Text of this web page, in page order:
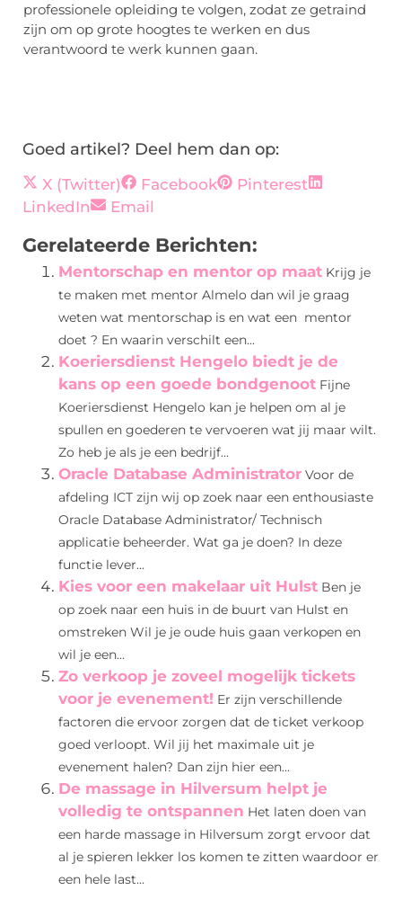
professionele opleiding te volgen, zodat ze getraind
zijn om op grote hoogtes te werken en dus
verantwoord te werk kunnen gaan.
Goed artikel? Deel hem dan op:
X (Twitter) Facebook
Pinterest
LinkedIn
Email
Gerelateerde Berichten:
Mentorschap en mentor op maat Krijg je
te maken met mentor Almelo dan wil je graag
weten wat mentorschap is en wat een mentor
doet ? En waarin verschilt een...
Koeriersdienst Hengelo biedt je de
kans op een goede bondgenoot Fijne
Koeriersdienst Hengelo kan je helpen om al je
spullen en goederen te vervoeren wat jij maar wilt.
Zo heb je als je een bedrijf...
Oracle Database Administrator Voor de
afdeling ICT zijn wij op zoek naar een enthousiaste
Oracle Database Administrator/ Technisch
applicatie beheerder. Wat ga je doen? In deze
functie lever...
Kies voor een makelaar uit Hulst Ben je
op zoek naar een huis in de buurt van Hulst en
omstreken Wil je je oude huis gaan verkopen en
wil je een...
Zo verkoop je zoveel mogelijk tickets
voor je evenement! Er zijn verschillende
factoren die ervoor zorgen dat de ticket verkoop
goed verloopt. Wil jij het maximale uit je
evenement halen? Dan zijn hier een...
De massage in Hilversum helpt je
volledig te ontspannen Het laten doen van
een harde massage in Hilversum zorgt ervoor dat
al je spieren lekker los komen te zitten waardoor er
een hele last...